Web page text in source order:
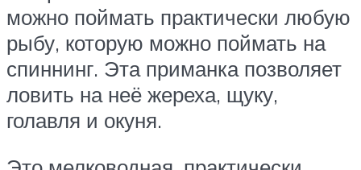
можно поймать практически любую
рыбу, которую можно поймать на
спиннинг. Эта приманка позволяет
ловить на неё жереха, щуку,
голавля и окуня.